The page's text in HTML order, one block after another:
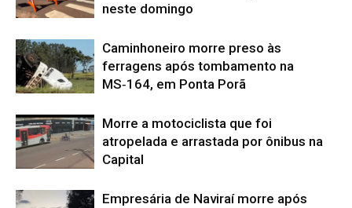
neste domingo
Caminhoneiro morre preso às
ferragens após tombamento na
MS‑164, em Ponta Porã
Morre a motociclista que foi
atropelada e arrastada por ônibus na
Capital
Empresária de Naviraí morre após